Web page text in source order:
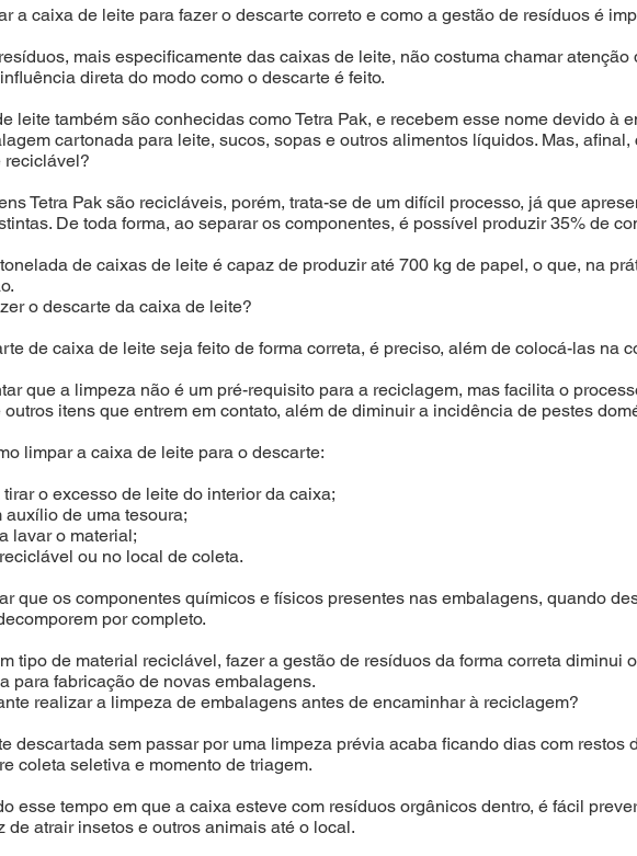
a caixa de leite para fazer o descarte correto e como a gestão de resíduos é
mais especificamente das caixas de leite, não costuma chamar
direta do modo como o descarte é feito.
leite também são conhecidas como Tetra Pak, e recebem esse nome devido à
cartonada para leite, sucos, sopas e outros alimentos líquidos. Mas,
reciclável?
Tetra Pak são recicláveis, porém, trata-se de um difícil processo, já que
De toda forma, ao separar os componentes, é possível produzir 35% de
de caixas de leite é capaz de produzir até 700 kg de papel, o que, na
o descarte da caixa de leite?
de caixa de leite seja feito de forma correta, é preciso, além de colocá-las na
que a limpeza não é um pré-requisito para a reciclagem, mas facilita o
itens que entrem em contato, além de diminuir a incidência de pestes
limpar a caixa de leite para o descarte:
o excesso de leite do interior da caixa;
auxílio de uma tesoura;
lavar o material;
ou no local de coleta.
que os componentes químicos e físicos presentes nas embalagens, quando
por completo.
tipo de material reciclável, fazer a gestão de resíduos da forma correta diminui
para fabricação de novas embalagens.
realizar a limpeza de embalagens antes de encaminhar à reciclagem?
descartada sem passar por uma limpeza prévia acaba ficando dias com restos
coleta seletiva e momento de triagem.
esse tempo em que a caixa esteve com resíduos orgânicos dentro, é fácil
de atrair insetos e outros animais até o local.